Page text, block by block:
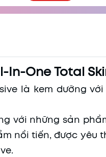
In-One Total
là kem dưỡng
với những sản
nổi tiến, được